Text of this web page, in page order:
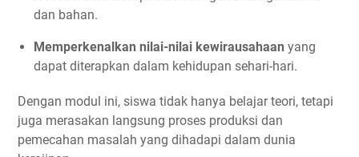
dan bahan.
Memperkenalkan nilai-nilai kewirausahaan yang
dapat diterapkan dalam kehidupan sehari-hari.
Dengan modul ini, siswa tidak hanya belajar teori, tetapi
juga merasakan langsung proses produksi dan
pemecahan masalah yang dihadapi dalam dunia